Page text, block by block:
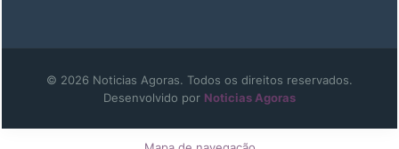
© 2026 Noticias Agoras. Todos os direitos reservados.
Desenvolvido por Noticias Agoras